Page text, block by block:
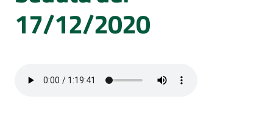
media
17/12/2020